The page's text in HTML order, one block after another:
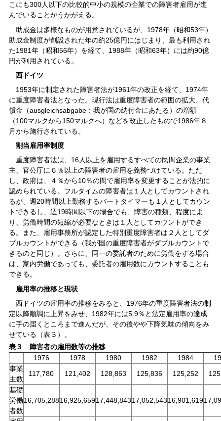
こにも300人以下の比較的中小の規模の企業での障害者雇用が進
んでいることがうかがえる。
助成金は多様なものが用意されているが、1978年（昭和53年）
助成金制度が創設された年の約25億円にはじまり、最も利用され
た1981年（昭和56年）を経て、1988年（昭和63年）には約90億
円が利用されている。
西ドイツ
1953年に制定された障害者法が1961年の改正を経て、1974年
に重度障害者法となった。現行法は重度障害者の範囲の拡大、代
償金（ausgleichsabgabe：我が国の納付金にあたる）の増額
（100マルクから150マルクへ）などを改正したもので1986年８
月から施行されている。
割当雇用率制度
重度障害者法は、16人以上を雇用するすべての民間企業の事業
主、官公庁に６％以上の障害者の雇用を義務づけている。ただ
し、政府は、４％から10％の間で雇用率を変更することが法的に
認められている。フルタイムの障害者は１人としてカウントされ
るが、週20時間以上勤務するパートタイマーも１人としてカウン
トできるし、週19時間以下の場合でも、障害の種類、程度によ
り、労働時間の短縮が必要なときは１人としてカウントができ
る。また、雇用事務所が認定した特別重度障害者は２人としてダ
ブルカウントができる（我が国の重度障害者がダブルカウントで
きるのと同じ）。さらに、同一の委託者のために労働をする場合
は、家内労働であっても、委託者の雇用数にカウントすることも
できる。
雇用率の推移と現状
西ドイツの雇用率の推移をみると、1976年の重度障害者法の制
定以降順調に上昇をみせ、1982年には5.9％と法定雇用率の達成
に手の届くところまで進んだが、その後やや下降気味の傾向をみ
せている（表３）。
表３ 障害者の雇用数等の推移
1976
1978 1980 1982 1984
事業
主数
117,780 121,402 128,863 125,836 125,252
基礎
労働
者数
16,705,28816,925,65917,448,84317,052,54316,901,619